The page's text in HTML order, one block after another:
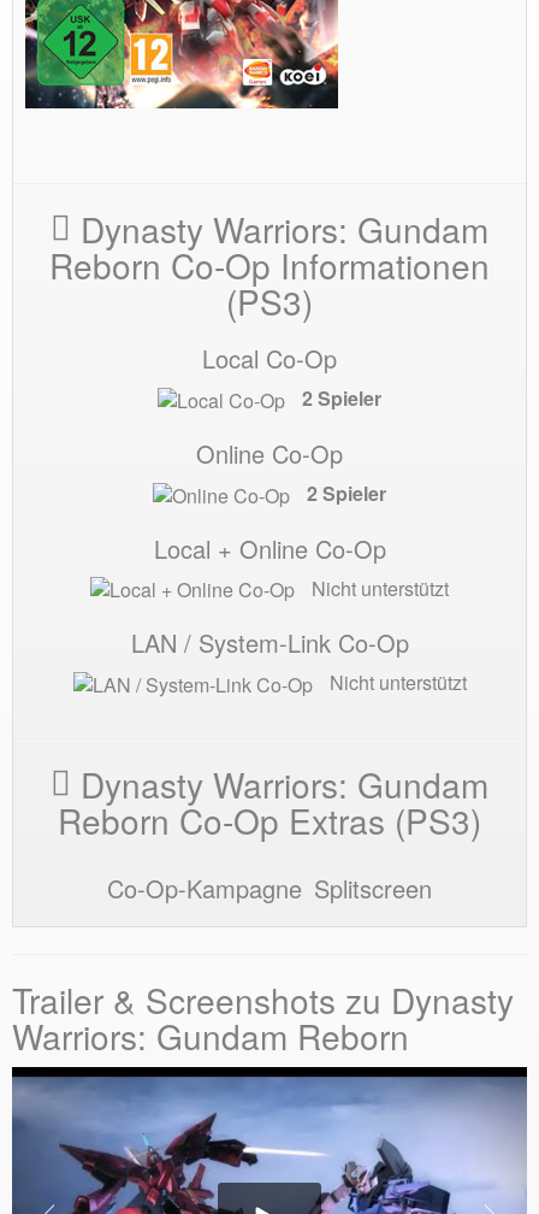
Dynasty Warriors: Gundam
Reborn Co-Op Informationen
(PS3)
Local Co-Op
2 Spieler
Online Co-Op
2 Spieler
Local + Online Co-Op
Nicht unterstützt
LAN / System-Link Co-Op
Nicht unterstützt
Dynasty Warriors: Gundam
Reborn Co-Op Extras (PS3)
Co-Op-Kampagne Splitscreen
Trailer & Screenshots zu Dynasty
Warriors: Gundam Reborn